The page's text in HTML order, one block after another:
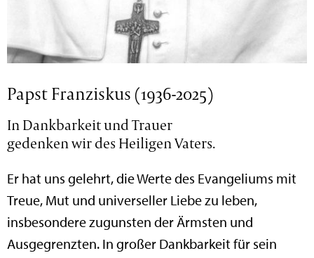
Papst Franziskus (1936-2025)
In Dankbarkeit und Trauer
gedenken wir des Heiligen Vaters.
Er hat uns gelehrt, die Werte des Evangeliums mit
Treue, Mut und universeller Liebe zu leben,
insbesondere zugunsten der Ärmsten und
Ausgegrenzten. In großer Dankbarkeit für sein